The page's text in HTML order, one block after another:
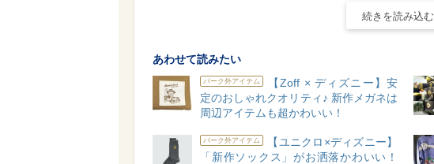
続きを読み込む
あわせて読みたい
パーク外アイテム
【Zoff × ディズニー】安
定のおしゃれクオリティ♪ 新作メガネは
周辺アイテムも超かわいい！
パーク外アイテム
【ユニクロ×ディズニー】
「新作ソックス」がお洒落かわいい！